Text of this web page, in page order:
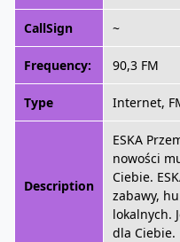
CallSign ~
Frequency: 90,3 FM
Type Internet,
Description
ESKA
nowości
Ciebie.
zabawy,
lokalnych.
dla Ciebie.